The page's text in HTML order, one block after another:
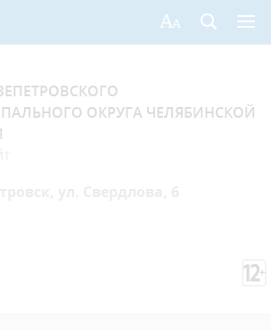
ОКРУГА ЧЕЛЯБИНСКОЙ